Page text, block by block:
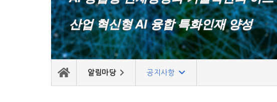
산업 혁신형 AI 융합 특화인재 양성
알림마당 공지사항